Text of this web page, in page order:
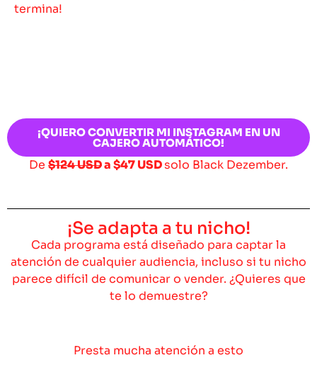
termina!
¡QUIERO CONVERTIR MI INSTAGRAM EN UN
CAJERO AUTOMÁTICO!
De $124 USDa$47 USDsolo Black Dezember.
¡Se adapta a tu nicho!
Cada programa está diseñado para captar la
atención de cualquier audiencia, incluso si tu nicho
parece difícil de comunicar o vender. ¿Quieres que
te lo demuestre?
Presta mucha atención a esto